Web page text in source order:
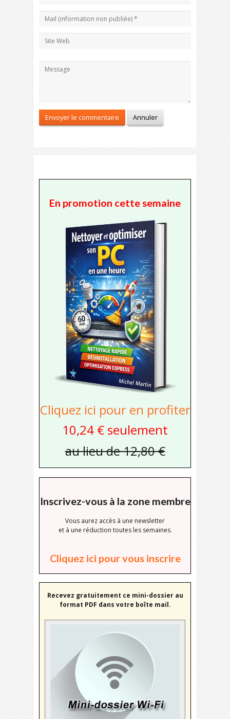
En promotion cette semaine
Cliquez ici pour en profiter
10,24 € seulement
au lieu de 12,80 €
Inscrivez-vous à la zone membre
Vous aurez accès à une newsletter
et à une réduction toutes les semaines.
Cliquez ici pour vous inscrire
Recevez gratuitement ce mini-dossier au
format PDF dans votre boîte mail.